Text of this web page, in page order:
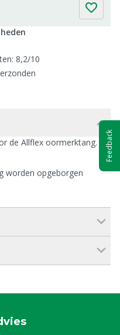
8,2/10
de Allflex oormerktang.
worden opgeborgen
Feedback